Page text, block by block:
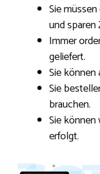
Sie
und sparen
Immer
geliefert.
Sie
Sie
brauchen.
Sie können
erfolgt.